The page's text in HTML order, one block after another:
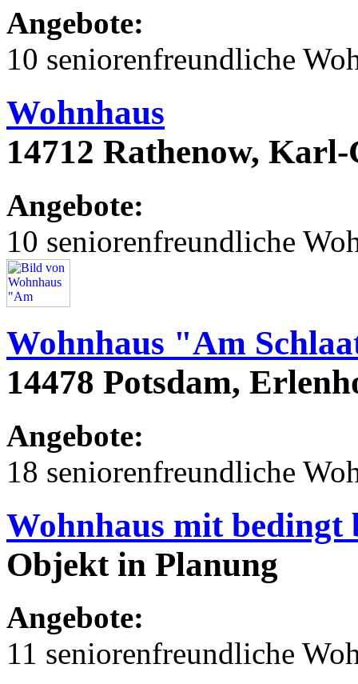
Angebote:
10 seniorenfreundliche
Wohnhaus
14712 Rathenow,
Angebote:
10 seniorenfreundliche
Wohnhaus "Am
14478 Potsdam,
Angebote:
18 seniorenfreundliche
Wohnhaus mit bedingt
Objekt in Planung
Angebote:
11 seniorenfreundliche